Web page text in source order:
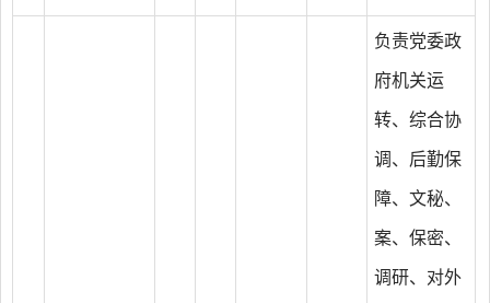
负责党委政
府机关运
转、综合协
调、后勤保
障、文秘、
案、保密、
调研、对外